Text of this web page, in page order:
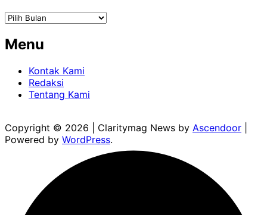
Arsip
Menu
Kontak Kami
Redaksi
Tentang Kami
Copyright © 2026 | Claritymag News by Ascendoor
Powered by WordPress.